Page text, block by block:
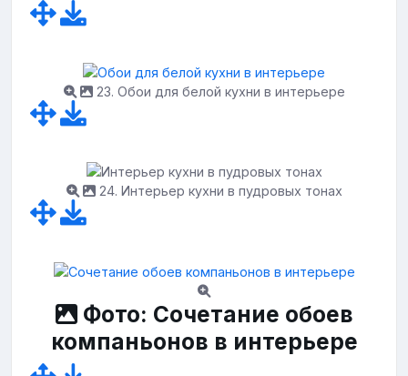
23. Обои для белой кухни в интерьере
24. Интерьер кухни в пудровых тонах
Фото: Сочетание обоев
компаньонов в интерьере